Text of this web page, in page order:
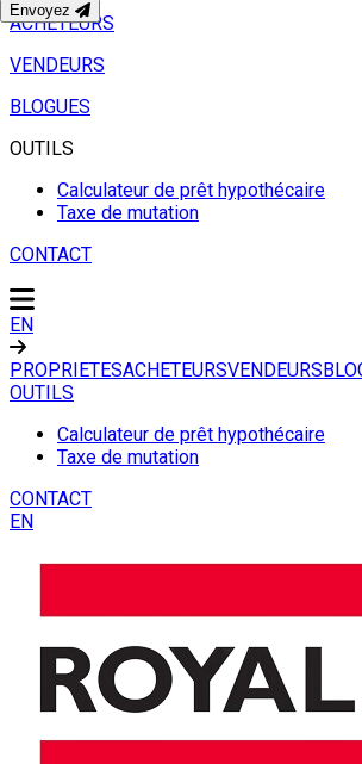
ACHETEURS
VENDEURS
BLOGUES
OUTILS
Calculateur de prêt hypothécaire
Taxe de mutation
CONTACT
EN
PROPRIETESACHETEURSVENDEURS
OUTILS
Calculateur de prêt hypothécaire
Taxe de mutation
CONTACT
EN
Envoyez